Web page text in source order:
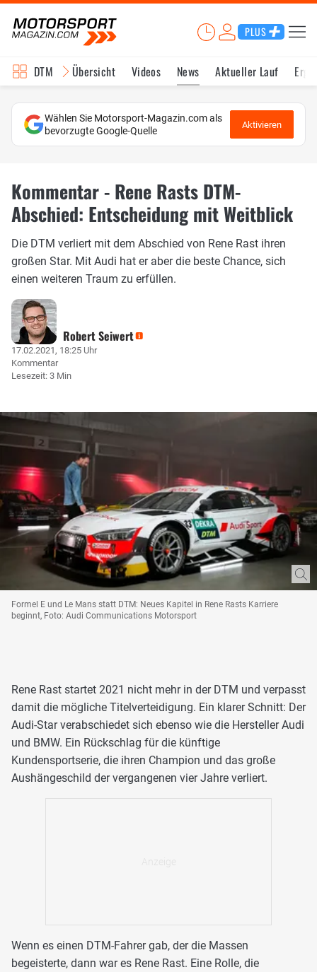
PLUS
DTM Übersicht Videos News Aktueller Lauf
Wählen Sie Motorsport-Magazin.com als
bevorzugte Google-Quelle
Aktivieren
Kommentar - Rene Rasts DTM-
Abschied: Entscheidung mit Weitblick
Die DTM verliert mit dem Abschied von Rene Rast ihren
großen Star. Mit Audi hat er aber die beste Chance, sich
einen weiteren Traum zu erfüllen.
Robert Seiwert
17.02.2021, 18:25 Uhr
Kommentar
Lesezeit: 3 Min
Formel E und Le Mans statt DTM: Neues Kapitel in Rene Rasts Karriere
beginnt, Foto: Audi Communications Motorsport
Rene Rast startet 2021 nicht mehr in der DTM und verpasst
damit die mögliche Titelverteidigung. Ein klarer Schnitt: Der
Audi-Star verabschiedet sich ebenso wie die Hersteller Audi
und BMW. Ein Rückschlag für die künftige
Kundensportserie, die ihren Champion und das große
Aushängeschild der vergangenen vier Jahre verliert.
Wenn es einen DTM-Fahrer gab, der die Massen
begeisterte, dann war es Rene Rast. Eine Rolle, die